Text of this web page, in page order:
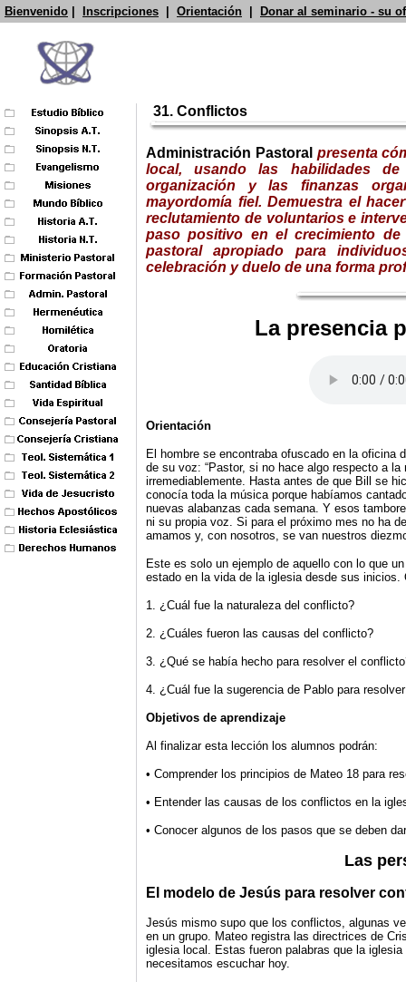
Bienvenido Inscripciones Orientación Donar al seminario - su
31. Conflictos
Administración Pastoral presenta
local, usando las habilidades
organización y las finanzas
mayordomía fiel. Demuestra el
reclutamiento de voluntarios e
paso positivo en el crecimiento
pastoral apropiado para
celebración y duelo de una forma
La presencia
Orientación
El hombre se encontraba ofuscado en la oficina
de su voz: “Pastor, si no hace algo respecto a
irremediablemente. Hasta antes de que Bill se
conocía toda la música porque habíamos
nuevas alabanzas cada semana. Y esos
ni su propia voz. Si para el próximo mes no ha
amamos y, con nosotros, se van nuestros
Este es solo un ejemplo de aquello con lo que
estado en la vida de la iglesia desde sus
1. ¿Cuál fue la naturaleza del conflicto?
2. ¿Cuáles fueron las causas del conflicto?
3. ¿Qué se había hecho para resolver el
4. ¿Cuál fue la sugerencia de Pablo para
Objetivos de aprendizaje
Al finalizar esta lección los alumnos podrán:
• Comprender los principios de Mateo 18 para
• Entender las causas de los conflictos en la
• Conocer algunos de los pasos que se deben
Las
El modelo de Jesús para resolver
Jesús mismo supo que los conflictos, algunas
en un grupo. Mateo registra las directrices de
iglesia local. Estas fueron palabras que la
necesitamos escuchar hoy.